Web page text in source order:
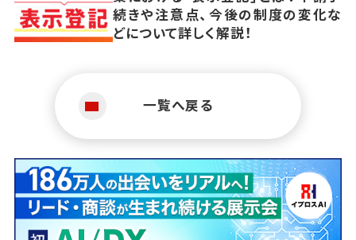
続きや注意点、今後の制度の変化な
どについて詳しく解説！
一覧へ戻る